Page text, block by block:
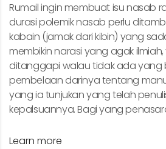
Rumail ingin membuat isu nasab
durasi polemik nasab perlu
kabain (jamak dari kibin) yang
membikin narasi yang agak
ditanggapi walau tidak ada yang
pembelaan darinya tentang
yang ia tunjukan yang telah
kepalsuannya. Bagi yang
Learn more